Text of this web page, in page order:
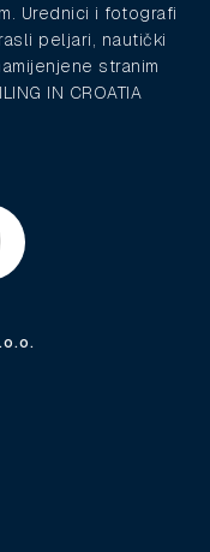
Urednici i fotografi
peljari, nautički
stranim
IN CROATIA